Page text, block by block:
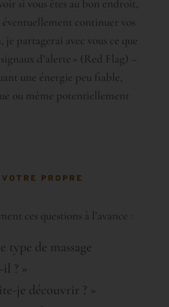
si vous êtes au bon endroit,
éventuellement continuer vos
je partagerai avec vous ce que
d’alerte » (Red Flag) –
une énergie peu fiable,
ou même potentiellement
PROPRE
ces questions à l’avance :
type de massage
il ? »
je découvrir ? »